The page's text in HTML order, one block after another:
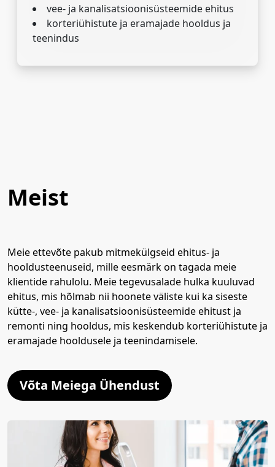
vee- ja kanalisatsioonisüsteemide ehitus
korteriühistute ja eramajade hooldus ja
teenindus
Meist
Meie ettevõte pakub mitmekülgseid ehitus- ja
hooldusteenuseid, mille eesmärk on tagada meie
klientide rahulolu. Meie tegevusalade hulka kuuluvad
ehitus, mis hõlmab nii hoonete väliste kui ka siseste
kütte-, vee- ja kanalisatsioonisüsteemide ehitust ja
remonti ning hooldus, mis keskendub korteriühistute ja
eramajade hooldusele ja teenindamisele.
Võta Meiega Ühendust